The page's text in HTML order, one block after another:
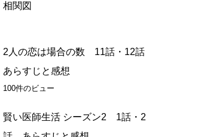
相関図
2人の恋は場合の数 11話・12話
あらすじと感想
100件のビュー
賢い医師生活 シーズン2 1話・2